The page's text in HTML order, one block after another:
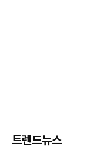
트렌드뉴스